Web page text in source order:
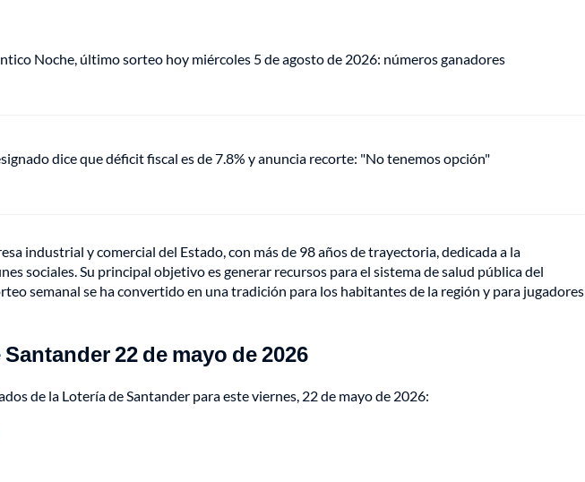
Noche, último sorteo hoy miércoles 5 de agosto de 2026: números ganadores
dice que déficit fiscal es de 7.8% y anuncia recorte: "No tenemos opción"
industrial y comercial del Estado, con más de 98 años de trayectoria, dedicada a la
sociales. Su principal objetivo es generar recursos para el sistema de salud pública del
semanal se ha convertido en una tradición para los habitantes de la región y para jugadores
22 de mayo de 2026
de la Lotería de Santander para este viernes, 22 de mayo de 2026: